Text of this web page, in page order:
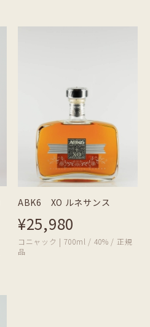
ABK6 XO ルネサンス
¥25,980
コニャック | 700ml / 40% / 正規
品